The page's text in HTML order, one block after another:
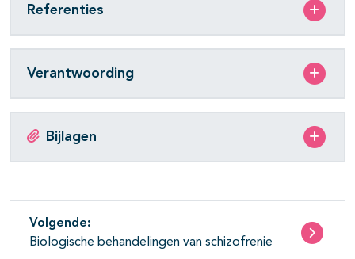
Referenties
Verantwoording
Bijlagen
Volgende:
Biologische behandelingen van schizofrenie